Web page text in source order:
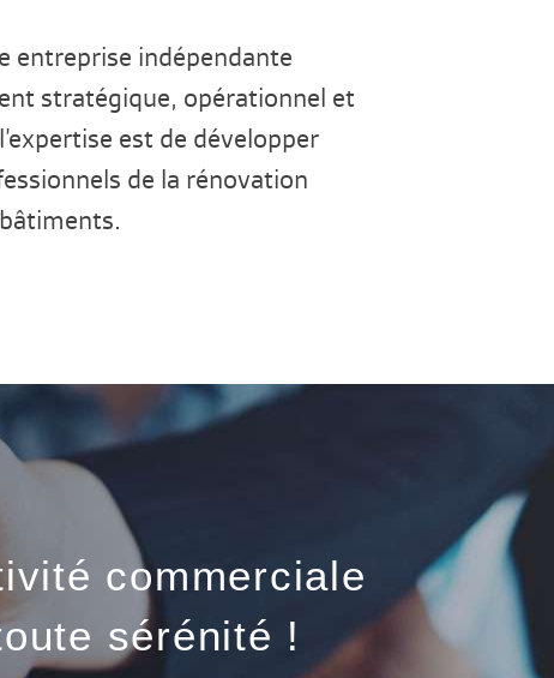
entreprise indépendante
stratégique, opérationnel et
est de développer
de la rénovation
commerciale
sérénité !